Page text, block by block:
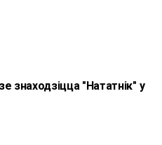
знаходзіцца "Нататнік" у